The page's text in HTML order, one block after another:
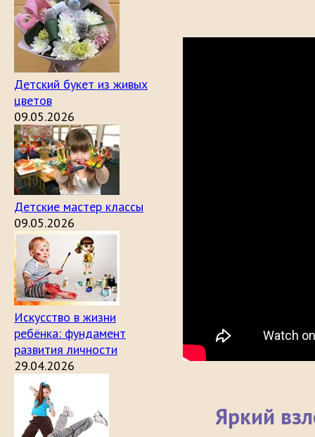
Детский букет из живых
цветов
09.05.2026
Детские мастер классы
09.05.2026
Искусство в жизни
ребёнка: фундамент
развития личности
29.04.2026
Яркий